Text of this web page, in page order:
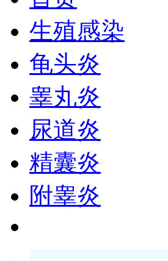
生殖感染
龟头炎
睾丸炎
尿道炎
精囊炎
附睾炎